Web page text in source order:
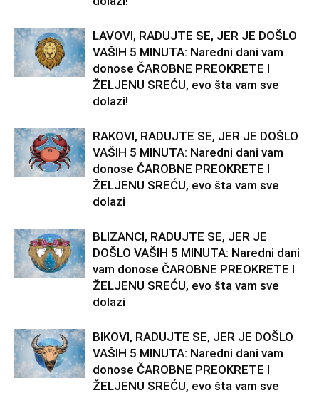
LAVOVI, RADUJTE SE, JER JE DOŠLO
VAŠIH 5 MINUTA: Naredni dani vam
donose ČAROBNE PREOKRETE I
ŽELJENU SREĆU, evo šta vam sve
dolazi!
RAKOVI, RADUJTE SE, JER JE DOŠLO
VAŠIH 5 MINUTA: Naredni dani vam
donose ČAROBNE PREOKRETE I
ŽELJENU SREĆU, evo šta vam sve
dolazi
BLIZANCI, RADUJTE SE, JER JE
DOŠLO VAŠIH 5 MINUTA: Naredni dani
vam donose ČAROBNE PREOKRETE I
ŽELJENU SREĆU, evo šta vam sve
dolazi
BIKOVI, RADUJTE SE, JER JE DOŠLO
VAŠIH 5 MINUTA: Naredni dani vam
donose ČAROBNE PREOKRETE I
ŽELJENU SREĆU, evo šta vam sve